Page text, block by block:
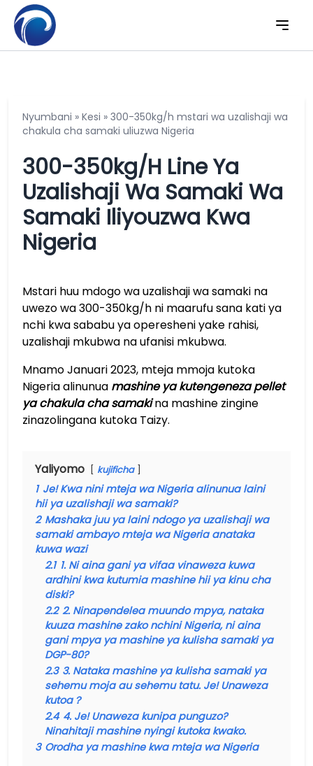
Nyumbani » Kesi » 300-350kg/h mstari wa uzalishaji wa
chakula cha samaki uliuzwa Nigeria
300-350kg/h Line Ya
Uzalishaji Wa Samaki Wa
Samaki Iliyouzwa Kwa
Nigeria
Mstari huu mdogo wa uzalishaji wa samaki na
uwezo wa 300-350kg/h ni maarufu sana kati ya
nchi kwa sababu ya operesheni yake rahisi,
uzalishaji mkubwa na ufanisi mkubwa.
Mnamo Januari 2023, mteja mmoja kutoka
Nigeria alinunua mashine ya kutengeneza pellet
ya chakula cha samakina mashine zingine
zinazolingana kutoka Taizy.
Yaliyomo kujificha
1 Je! Kwa nini mteja wa Nigeria alinunua laini
hii ya uzalishaji wa samaki?
2 Mashaka juu ya laini ndogo ya uzalishaji wa
samaki ambayo mteja wa Nigeria anataka
kuwa wazi
2.1 1. Ni aina gani ya vifaa vinaweza kuwa
ardhini kwa kutumia mashine hii ya kinu cha
diski?
2.2 2. Ninapendelea muundo mpya, nataka
kuuza mashine zako nchini Nigeria, ni aina
gani mpya ya mashine ya kulisha samaki ya
DGP-80?
2.3 3. Nataka mashine ya kulisha samaki ya
sehemu moja au sehemu tatu. Je! Unaweza
kutoa？
2.4 4. Je! Unaweza kunipa punguzo?
Ninahitaji mashine nyingi kutoka kwako.
3 Orodha ya mashine kwa mteja wa Nigeria